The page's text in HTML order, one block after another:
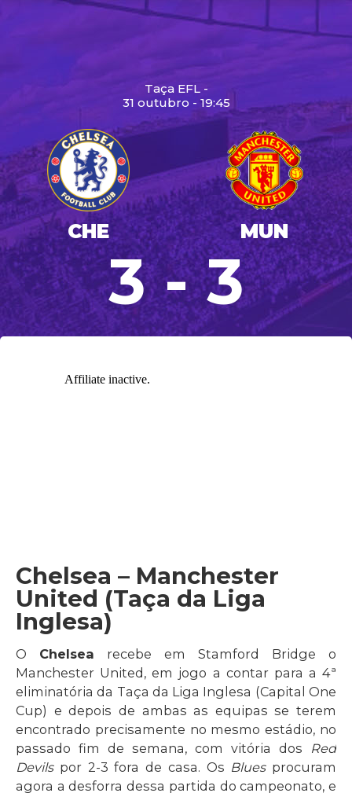
Taça EFL -
31 outubro - 19:45
CHE MUN
3 - 3
Chelsea – Manchester
United (Taça da Liga
Inglesa)
O Chelsea recebe em Stamford Bridge o
Manchester United, em jogo a contar para a 4ª
eliminatória da Taça da Liga Inglesa (Capital One
Cup) e depois de ambas as equipas se terem
encontrado precisamente no mesmo estádio, no
passado fim de semana, com vitória dos Red
Devilspor 2-3 fora de casa. Os Bluesprocuram
agora a desforra dessa partida do campeonato, e